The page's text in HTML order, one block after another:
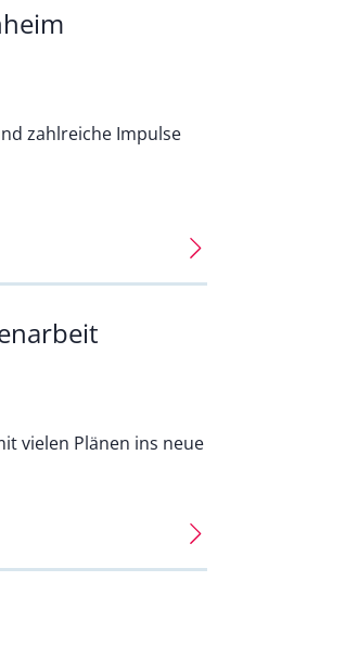
zahlreiche Impulse
vielen Plänen ins neue